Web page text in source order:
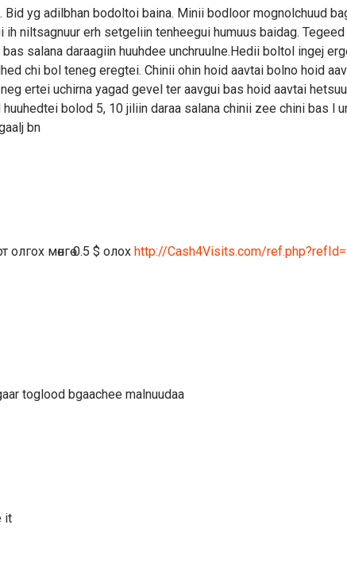
Bid yg adilbhan bodoltoi baina. Minii bodloor mognolchuud
ih niltsagnuur erh setgeliin tenheegui humuus baidag.
salana daraagiin huuhdee unchruulne.Hedii boltol ingej
chi bol teneg eregtei. Chinii ohin hoid aavtai bolno hoid
ertei uchirna yagad gevel ter aavgui bas hoid aavtai
bolod 5, 10 jiliin daraa salana chinii zee chini bas l
bn
олгох мөнгө 0.5 $ олохhttp://Cash4Visits.com/
toglood bgaachee malnuudaa
it